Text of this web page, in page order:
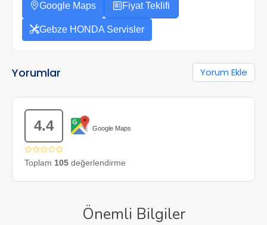
Google Maps Fiyat Teklifi
Gebze HONDA Servisler
Yorumlar Yorum Ekle
4.4 Google Maps
✩✩✩✩✩
Toplam 105 değerlendirme
Önemli Bilgiler